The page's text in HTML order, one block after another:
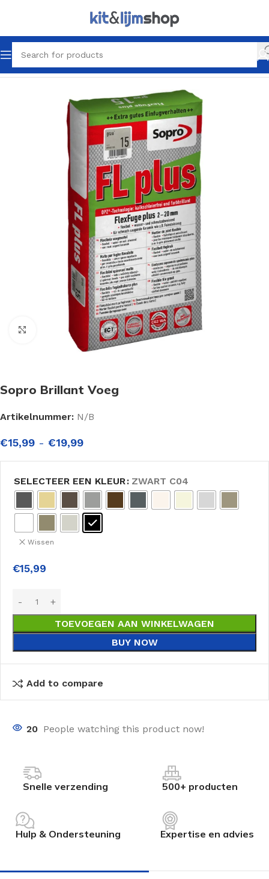
Home Tegel Lijm & Voegen
Click to enlarge
Sopro Brillant Voeg
Artikelnummer: N/B
€15,99 - €19,99
SELECTEER EEN KLEUR ZWART C04
Wissen
€15,99
TOEVOEGEN AAN WINKELWAGEN
BUY NOW
Add to compare
20 People watching this product now!
Snelle verzending 500+ producten
Hulp & Ondersteuning Expertise en advies